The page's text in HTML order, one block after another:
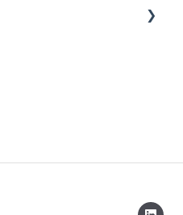
of bewerken.
Team